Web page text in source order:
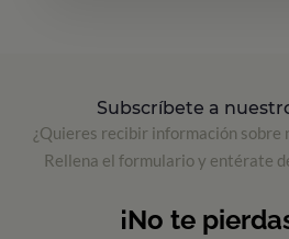
Subscríbete a
¿Quieres recibir información sobre
Rellena el formulario y entérate